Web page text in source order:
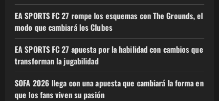
EA SPORTS FC 27 rompe los esquemas con The Grounds, el
modo que cambiará los Clubes
EA SPORTS FC 27 apuesta por la habilidad con cambios que
transforman la jugabilidad
SOFA 2026 llega con una apuesta que cambiará la forma en
que los fans viven su pasión